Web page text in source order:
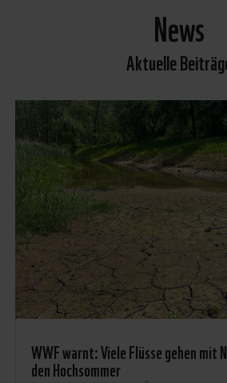
News
Aktuelle
WWF warnt: Viele Flüsse gehen mit
den Hochsommer